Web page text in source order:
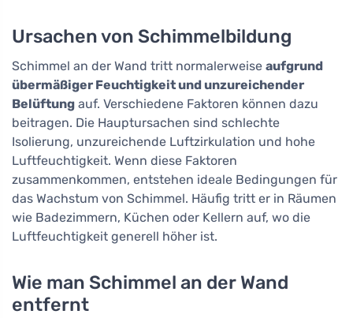
Ursachen von Schimmelbildung
Schimmel an der Wand tritt normalerweise aufgrund
übermäßiger Feuchtigkeit und unzureichender
Belüftung auf. Verschiedene Faktoren können dazu
beitragen. Die Hauptursachen sind schlechte
Isolierung, unzureichende Luftzirkulation und hohe
Luftfeuchtigkeit. Wenn diese Faktoren
zusammenkommen, entstehen ideale Bedingungen für
das Wachstum von Schimmel. Häufig tritt er in Räumen
wie Badezimmern, Küchen oder Kellern auf, wo die
Luftfeuchtigkeit generell höher ist.
Wie man Schimmel an der Wand
entfernt